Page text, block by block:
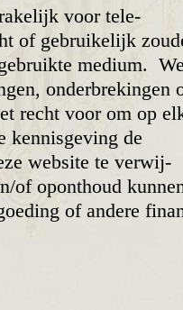
voor tele­
of gebrui­kelijk
medium.
onder­bre­kin­gen
recht voor om op
kennis­geving de
web­site te verwij­
of opont­houd
of andere